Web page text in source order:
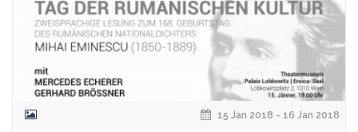
15 Jan 2018 - 16 Jan 2018